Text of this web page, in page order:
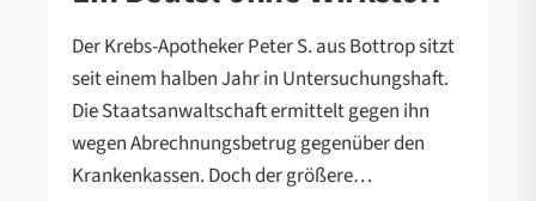
Der Krebs-Apotheker Peter S. aus Bottrop sitzt
seit einem halben Jahr in Untersuchungshaft.
Die Staatsanwaltschaft ermittelt gegen ihn
wegen Abrechnungsbetrug gegenüber den
Krankenkassen. Doch der größere…